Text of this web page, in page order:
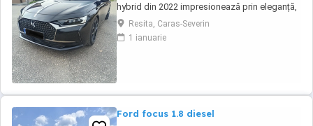
hybrid din 2022 impresionează prin eleganță,
tehnologie avansată și confort de top.
Vehiculul se remarcă prin dotări premium și o
experiență de condus rafinată, fiind potrivit
Resita, Caras-Severin
1 ianuarie
Ford focus 1.8 diesel